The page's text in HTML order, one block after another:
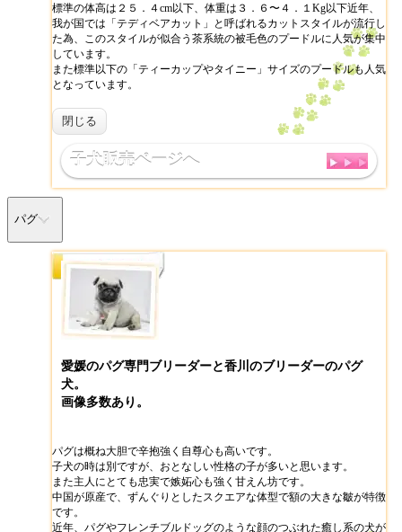
標準の体高は２５．４cm以下、体重は３．６〜４．１Kg以下近年、
我が国では「テディベアカット」と呼ばれるカットスタイルが流行し
た為、このスタイルが似合う茶系統の被毛色のプードルに人気が集中
しています。
また標準以下の「ティーカップやタイニー」サイズのプードルも人気
となっています。
閉じる
子犬販売ページへ
パグ
愛媛のパグ専門ブリーダーと香川のブリーダーのパグ
犬。
画像多数あり。
パグは概ね大胆で辛抱強く自尊心も高いです。
子犬の時は別ですが、おとなしい性格の子が多いと思います。
また主人にとても忠実で嫉妬心も強く甘えん坊です。
中国が原産で、ずんぐりとしたスクエアな体型で額の大きな皺が特徴
です。
近年、パグやフレンチブルドッグのような顔のつぶれた癒し系の犬が